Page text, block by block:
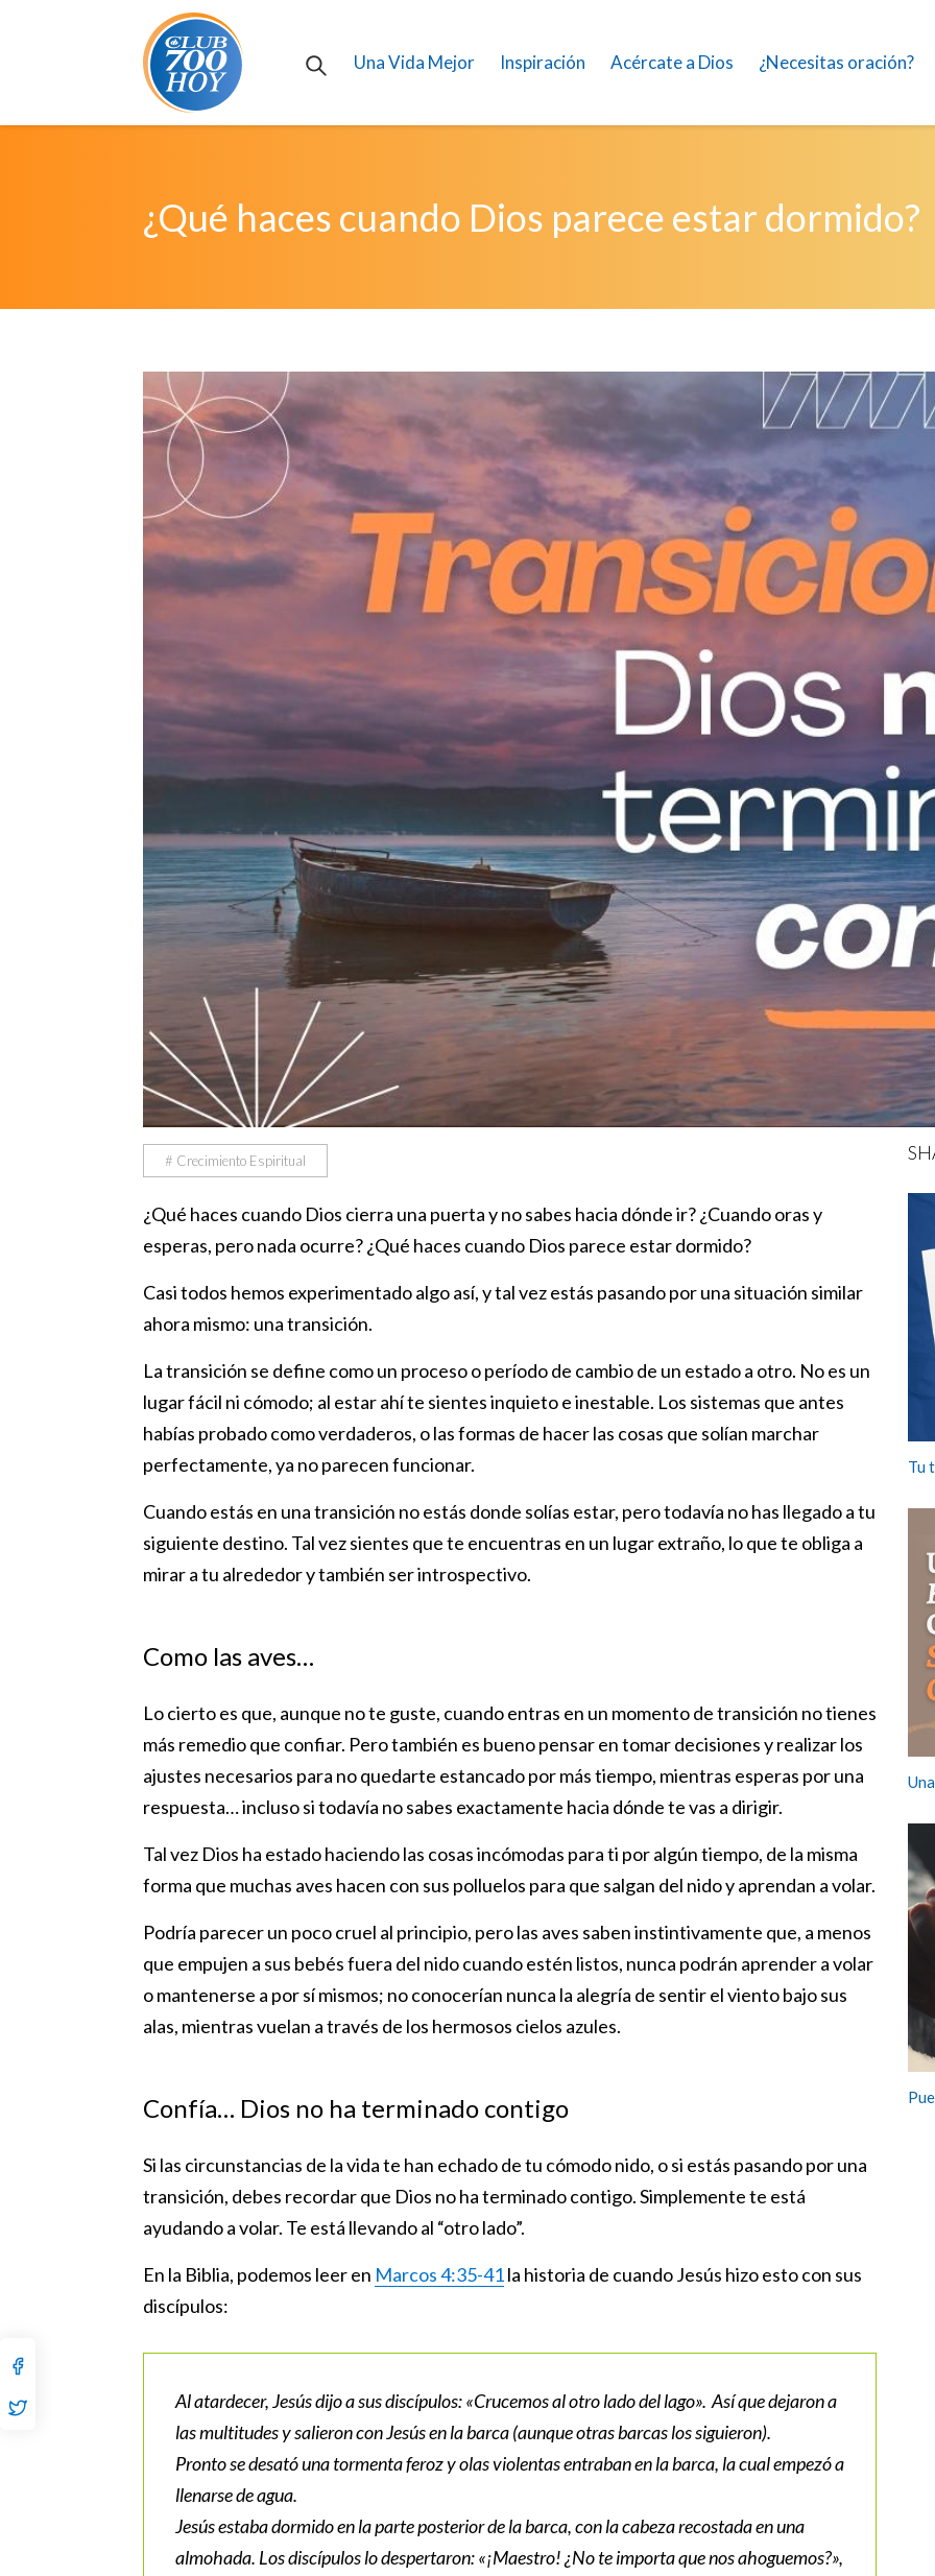
Una Vida Mejor Inspiración Acércate a Dios ¿Necesitas oración?
¿Qué haces cuando Dios parece estar dormido?
# Crecimiento Espiritual
¿Qué haces cuando Dios cierra una puerta y no sabes hacia dónde ir? ¿Cuando oras y
esperas, pero nada ocurre? ¿Qué haces cuando Dios parece estar dormido?
Casi todos hemos experimentado algo así, y tal vez estás pasando por una situación similar
ahora mismo: una transición.
La transición se define como un proceso o período de cambio de un estado a otro. No es un
lugar fácil ni cómodo; al estar ahí te sientes inquieto e inestable. Los sistemas que antes
habías probado como verdaderos, o las formas de hacer las cosas que solían marchar
perfectamente, ya no parecen funcionar.
Cuando estás en una transición no estás donde solías estar, pero todavía no has llegado a tu
siguiente destino. Tal vez sientes que te encuentras en un lugar extraño, lo que te obliga a
mirar a tu alrededor y también ser introspectivo.
Como las aves…
Lo cierto es que, aunque no te guste, cuando entras en un momento de transición no tienes
más remedio que confiar. Pero también es bueno pensar en tomar decisiones y realizar los
ajustes necesarios para no quedarte estancado por más tiempo, mientras esperas por una
respuesta… incluso si todavía no sabes exactamente hacia dónde te vas a dirigir.
Tal vez Dios ha estado haciendo las cosas incómodas para ti por algún tiempo, de la misma
forma que muchas aves hacen con sus polluelos para que salgan del nido y aprendan a volar.
Podría parecer un poco cruel al principio, pero las aves saben instintivamente que, a menos
que empujen a sus bebés fuera del nido cuando estén listos, nunca podrán aprender a volar
o mantenerse a por sí mismos; no conocerían nunca la alegría de sentir el viento bajo sus
alas, mientras vuelan a través de los hermosos cielos azules.
Confía… Dios no ha terminado contigo
Si las circunstancias de la vida te han echado de tu cómodo nido, o si estás pasando por una
transición, debes recordar que Dios no ha terminado contigo. Simplemente te está
ayudando a volar. Te está llevando al “otro lado”.
En la Biblia, podemos leer en Marcos 4:35-41la historia de cuando Jesús hizo esto con sus
discípulos:
Al atardecer, Jesús dijo a sus discípulos: «Crucemos al otro lado del lago». Así que dejaron a
las multitudes y salieron con Jesús en la barca (aunque otras barcas los siguieron).
Pronto se desató una tormenta feroz y olas violentas entraban en la barca, la cual empezó a
llenarse de agua.
Jesús estaba dormido en la parte posterior de la barca, con la cabeza recostada en una
almohada. Los discípulos lo despertaron: «¡Maestro! ¿No te importa que nos ahoguemos?»,
Tu